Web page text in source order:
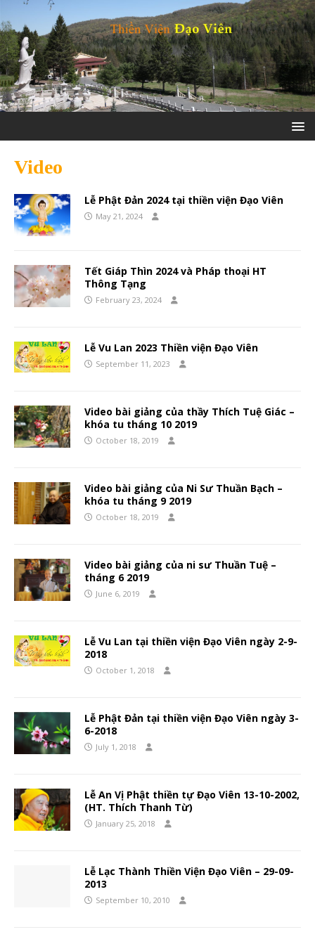
Video
Lễ Phật Đản 2024 tại thiền viện Đạo Viên
May 21, 2024
Tết Giáp Thìn 2024 và Pháp thoại HT
Thông Tạng
February 23, 2024
Lễ Vu Lan 2023 Thiền viện Đạo Viên
September 11, 2023
Video bài giảng của thầy Thích Tuệ Giác –
khóa tu tháng 10 2019
October 18, 2019
Video bài giảng của Ni Sư Thuần Bạch –
khóa tu tháng 9 2019
October 18, 2019
Video bài giảng của ni sư Thuần Tuệ –
tháng 6 2019
June 6, 2019
Lễ Vu Lan tại thiền viện Đạo Viên ngày 2-9-
2018
October 1, 2018
Lễ Phật Đản tại thiền viện Đạo Viên ngày 3-
6-2018
July 1, 2018
Lễ An Vị Phật thiền tự Đạo Viên 13-10-2002,
(HT. Thích Thanh Từ)
January 25, 2018
Lễ Lạc Thành Thiền Viện Đạo Viên – 29-09-
2013
September 10, 2010